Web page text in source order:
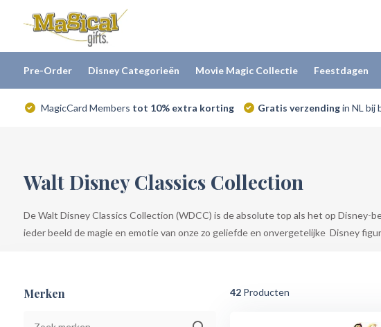
Pre-Order Disney Categorieën Movie Magic Collectie Feestdagen
MagicCard Members tot 10% extra korting Gratis verzendingin NL bij
Walt Disney Classics Collection
De Walt Disney Classics Collection (WDCC) is de absolute top als het op Disney-
ieder beeld de magie en emotie van onze zo geliefde en onvergetelijke Disney
Merken 42Producten